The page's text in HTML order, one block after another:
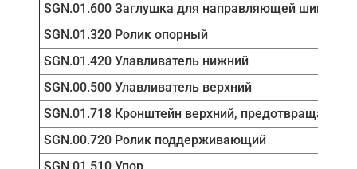
SGN.01.600 Заглушка для направляющей шины
SGN.01.320 Ролик опорный
SGN.01.420 Улавливатель нижний
SGN.00.500 Улавливатель верхний
SGN.01.718 Кронштейн верхний, предотвращает
SGN.00.720 Ролик поддерживающий